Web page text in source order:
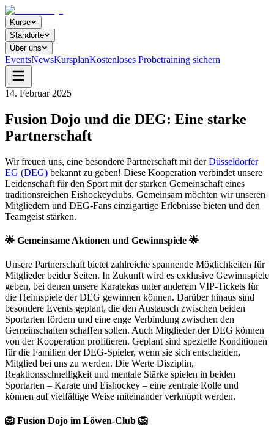
Kurse
Standorte
Über uns
EventsNewsKursplanKostenloses Probetraining sichern
14. Februar 2025
Fusion Dojo und die DEG: Eine starke
Partnerschaft
Wir freuen uns, eine besondere Partnerschaft mit derDüsseldorfer
EG (DEG) bekannt zu geben! Diese Kooperation verbindet unsere
Leidenschaft für den Sport mit der starken Gemeinschaft eines
traditionsreichen Eishockeyclubs. Gemeinsam möchten wir unseren
Mitgliedern und DEG-Fans einzigartige Erlebnisse bieten und den
Teamgeist stärken.
🌟 Gemeinsame Aktionen und Gewinnspiele 🌟
Unsere Partnerschaft bietet zahlreiche spannende Möglichkeiten für
Mitglieder beider Seiten. In Zukunft wird es exklusive Gewinnspiele
geben, bei denen unsere Karatekas unter anderem VIP-Tickets für
die Heimspiele der DEG gewinnen können. Darüber hinaus sind
besondere Events geplant, die den Austausch zwischen beiden
Sportarten fördern und eine enge Verbindung zwischen den
Gemeinschaften schaffen sollen. Auch Mitglieder der DEG können
von der Kooperation profitieren. Geplant sind spezielle Konditionen
für die Familien der DEG-Spieler, wenn sie sich entscheiden,
Mitglied bei uns zu werden. Die Werte Disziplin,
Reaktionsschnelligkeit und mentale Stärke spielen in beiden
Sportarten – Karate und Eishockey – eine zentrale Rolle und
können auf vielfältige Weise miteinander verknüpft werden.
🦁 Fusion Dojo im Löwen-Club 🦁